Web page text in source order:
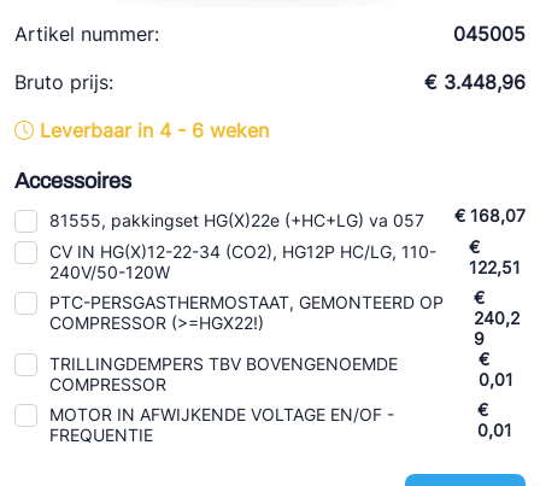
Artikel nummer:
045005
Bruto prijs:
€ 3.448,96
Leverbaar in 4 - 6 weken
Accessoires
81555, pakkingset HG(X)22e (+HC+LG) va 057
€ 168,07
CV IN HG(X)12-22-34 (CO2), HG12P HC/LG, 110-
240V/50-120W
€
122,51
PTC-PERSGASTHERMOSTAAT, GEMONTEERD OP
COMPRESSOR (>=HGX22!)
€
240,2
9
TRILLINGDEMPERS TBV BOVENGENOEMDE
COMPRESSOR
€
0,01
MOTOR IN AFWIJKENDE VOLTAGE EN/OF -
FREQUENTIE
€
0,01